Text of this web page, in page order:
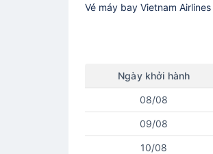
Vé máy bay Vietnam Airlines
Ngày khởi hành
08/08
09/08
10/08